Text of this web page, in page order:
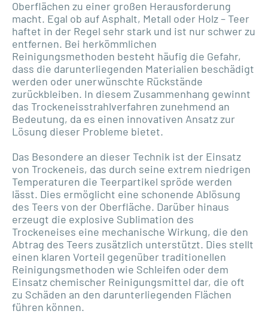
Oberflächen zu einer großen Herausforderung
macht. Egal ob auf Asphalt, Metall oder Holz – Teer
haftet in der Regel sehr stark und ist nur schwer zu
entfernen. Bei herkömmlichen
Reinigungsmethoden besteht häufig die Gefahr,
dass die darunterliegenden Materialien beschädigt
werden oder unerwünschte Rückstände
zurückbleiben. In diesem Zusammenhang gewinnt
das Trockeneisstrahlverfahren zunehmend an
Bedeutung, da es einen innovativen Ansatz zur
Lösung dieser Probleme bietet.
Das Besondere an dieser Technik ist der Einsatz
von Trockeneis, das durch seine extrem niedrigen
Temperaturen die Teerpartikel spröde werden
lässt. Dies ermöglicht eine schonende Ablösung
des Teers von der Oberfläche. Darüber hinaus
erzeugt die explosive Sublimation des
Trockeneises eine mechanische Wirkung, die den
Abtrag des Teers zusätzlich unterstützt. Dies stellt
einen klaren Vorteil gegenüber traditionellen
Reinigungsmethoden wie Schleifen oder dem
Einsatz chemischer Reinigungsmittel dar, die oft
zu Schäden an den darunterliegenden Flächen
führen können.